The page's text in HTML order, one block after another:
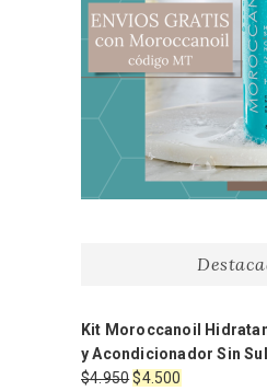
Kit Moroccanoil
y Acondicionador Sin
$4.950El
$4.500